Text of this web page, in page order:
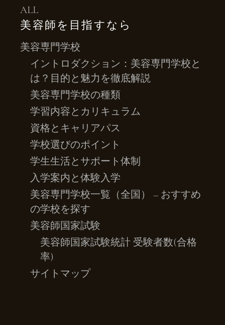
ALL
美容師を目指すなら
美容専門学校
イントロダクション：美容専門学校と
は？目的と魅力を徹底解説
美容専門学校の種類
学習内容とカリキュラム
資格とキャリアパス
学校選びのポイント
学生生活とサポート体制
入学案内と体験入学
美容専門学校一覧（全国） – おすすめ
の学校を探す
美容師国家試験
美容師国家試験統計 受験者数(合格
率)
サイトマップ